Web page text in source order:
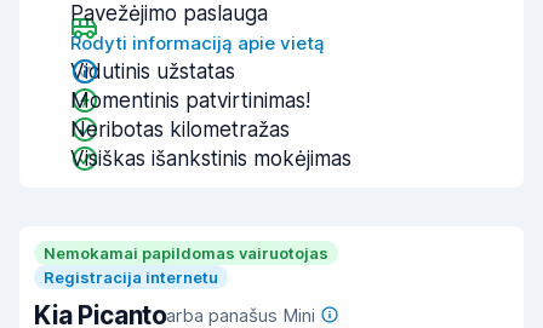
Pavežėjimo paslauga
Rodyti informaciją apie vietą
Vidutinis užstatas
Momentinis patvirtinimas!
Neribotas kilometražas
Visiškas išankstinis mokėjimas
Nemokamai papildomas vairuotojas
Registracija internetu
Kia Picantoarba panašus Mini